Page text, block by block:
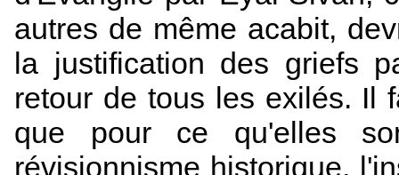
autres de même acabit,
la justification des griefs
retour de tous les exilés. Il
que pour ce qu'elles
révisionnisme historique,